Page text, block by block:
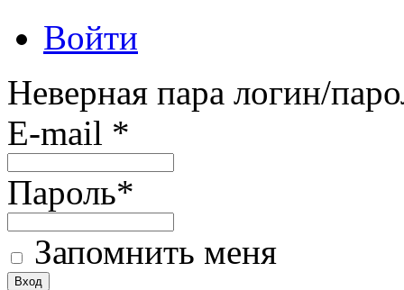
Войти
Неверная пара логин/
E-mail *
Пароль*
Запомнить меня